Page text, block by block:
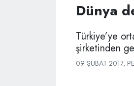
Dünya
Türkiye’ye
şirketinden
09 ŞUBAT 2017,